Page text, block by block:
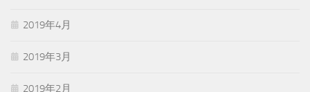
2019年4月
2019年3月
2019年2月